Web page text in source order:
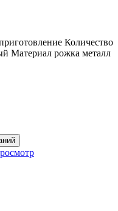
Количество
Материал рожка металл